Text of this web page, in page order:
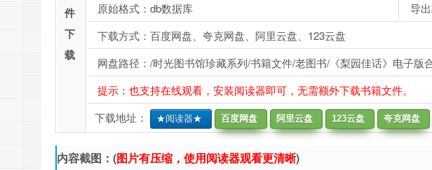
件
下
载
原始格式：db数据库
导
下载方式：百度网盘、夸克网盘、阿里云盘、123云盘
网盘路径：/时光图书馆珍藏系列/书籍文件/老图书/《梨园佳话》电子版
提示：也支持在线观看，安装阅读器即可，无需额外下载书籍文件。
下载地址：
★阅读器★ 百度网盘 阿里云盘 123云盘 夸克网盘
内容截图：(图片有压缩，使用阅读器观看更清晰)